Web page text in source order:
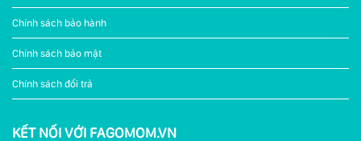
Chính sách bảo hành
Chính sách bảo mật
Chính sách đổi trả
KẾT NỐI VỚI FAGOMOM.VN